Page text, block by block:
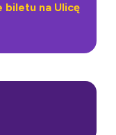
biletu na Ulicę